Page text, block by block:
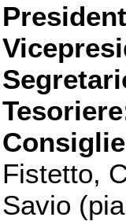
Fistetto,
Savio